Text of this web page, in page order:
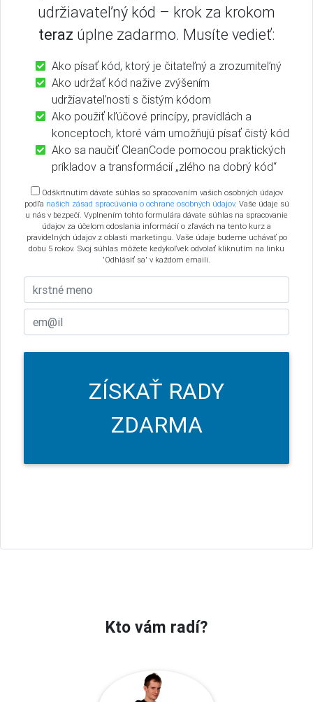
udržiavateľný kód – krok za krokom
teraz úplne zadarmo. Musíte vedieť:
Ako písať kód, ktorý je čitateľný a zrozumiteľný
Ako udržať kód nažive zvýšením
udržiavateľnosti s čistým kódom
Ako použiť kľúčové princípy, pravidlách a
konceptoch, ktoré vám umožňujú písať čistý kód
Ako sa naučiť CleanCode pomocou praktických
príkladov a transformácií „zlého na dobrý kód“
Odškrtnutím dávate súhlas so spracovaním vašich osobných údajov
podľa našich zásad spracúvania o ochrane osobných údajov. Vaše údaje sú
u nás v bezpečí. Vyplnením tohto formulára dávate súhlas na spracovanie
údajov za účelom odoslania informácií o zľavách na tento kurz a
pravidelných údajov z oblasti marketingu. Vaše údaje budeme uchávať po
dobu 5 rokov. Svoj súhlas môžete kedykoľvek odvolať kliknutím na linku
'Odhlásiť sa' v každom emaili.
ZÍSKAŤ RADY
ZDARMA
Kto vám radí?